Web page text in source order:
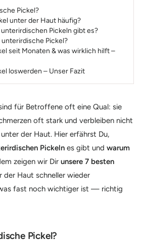
Pickel?
unter der Haut häufig?
Pickeln gibt es?
Pickel?
seit Monaten & was wirklich hilft –
loswerden – Unser Fazit
für Betroffene oft eine Qual: sie
oft stark und verbleiben nicht
der Haut. Hier erfährst Du,
Pickeln es gibt und warum
zeigen wir Dir unsere 7 besten
der Haut schneller wieder
fast noch wichtiger ist — richtig
Pickel?